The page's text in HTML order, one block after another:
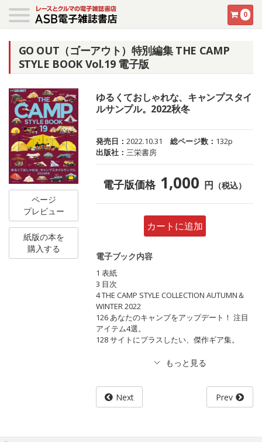
0
GO OUT（ゴーアウト）特別編集 THE CAMP
STYLE BOOK Vol.19 電子版
ページ
プレビュー
紙版の本を
購入する
ゆるくておしゃれな、キャンプスタイ
ルサンプル。2022秋冬
発売日：2022.10.31 総ページ数： 132p
出版社：三栄書房
電子版価格 1,000 円 （税込）
カートに追加
電子ブック内容
1 表紙
3 目次
4 THE CAMP STYLE COLLECTION AUTUMN＆
WINTER 2022
126 あなたのキャンプをアップデート！ 注目
アイテム4選。
128 サイトにプラスしたい、傑作ギア集。
Next Prev